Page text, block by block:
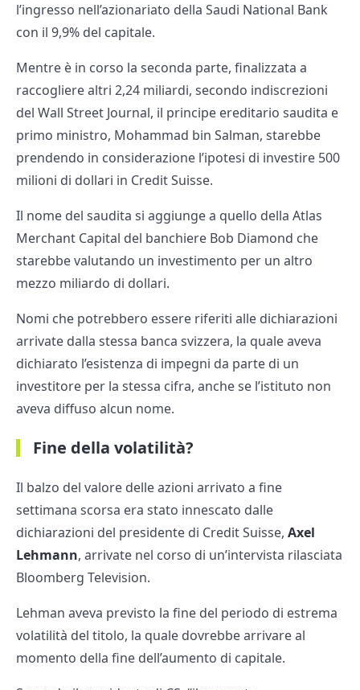
l’ingresso nell’azionariato della Saudi National Bank
con il 9,9% del capitale.
Mentre è in corso la seconda parte, finalizzata a
raccogliere altri 2,24 miliardi, secondo indiscrezioni
del Wall Street Journal, il principe ereditario saudita e
primo ministro, Mohammad bin Salman, starebbe
prendendo in considerazione l’ipotesi di investire 500
milioni di dollari in Credit Suisse.
Il nome del saudita si aggiunge a quello della Atlas
Merchant Capital del banchiere Bob Diamond che
starebbe valutando un investimento per un altro
mezzo miliardo di dollari.
Nomi che potrebbero essere riferiti alle dichiarazioni
arrivate dalla stessa banca svizzera, la quale aveva
dichiarato l’esistenza di impegni da parte di un
investitore per la stessa cifra, anche se l’istituto non
aveva diffuso alcun nome.
Fine della volatilità?
Il balzo del valore delle azioni arrivato a fine
settimana scorsa era stato innescato dalle
dichiarazioni del presidente di Credit Suisse, Axel
Lehmann, arrivate nel corso di un’intervista rilasciata
Bloomberg Television.
Lehman aveva previsto la fine del periodo di estrema
volatilità del titolo, la quale dovrebbe arrivare al
momento della fine dell’aumento di capitale.